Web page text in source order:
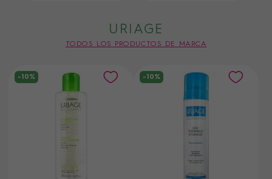
URIAGE
TODOS LOS PRODUCTOS DE MARCA
-10% -10%